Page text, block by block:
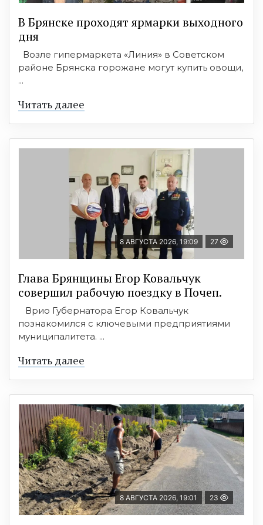
В Брянске проходят ярмарки выходного
дня
Возле гипермаркета «Линия» в Советском
районе Брянска горожане могут купить овощи,
...
Читать далее
8 АВГУСТА 2026, 19:09 27
Глава Брянщины Егор Ковальчук
совершил рабочую поездку в Почеп.
Врио Губернатора Егор Ковальчук
познакомился с ключевыми предприятиями
муниципалитета. ...
Читать далее
8 АВГУСТА 2026, 19:01 23